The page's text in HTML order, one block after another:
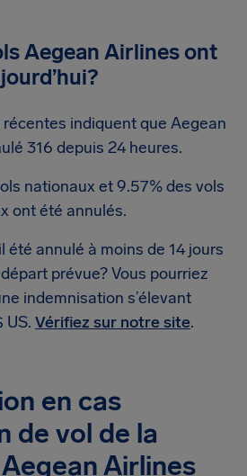
Aegean Airlines ont
indiquent que Aegean
316 depuis 24 heures.
nationaux et 9.57% des vols
ont été annulés.
été annulé à moins de 14 jours
prévue? Vous pourriez
indemnisation s’élevant
US. Vérifiez sur notre site.
en cas
de vol de la
Airlines